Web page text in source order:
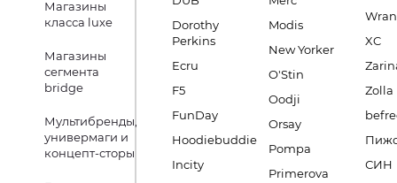
Магазины
класса luxe
Магазины
сегмента
bridge
Мультибренды,
универмаги и
концепт-сторы
Dorothy
Perkins
Ecru
F5
FunDay
Hoodiebuddie
Incity
Modis
New Yorker
O'Stin
Oodji
Orsay
Pompa
Primerova
XC
Zolla
СИН